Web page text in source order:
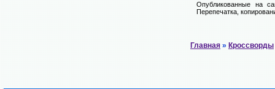
Опубликованные на
Перепечатка,
Главная » Кроссворды